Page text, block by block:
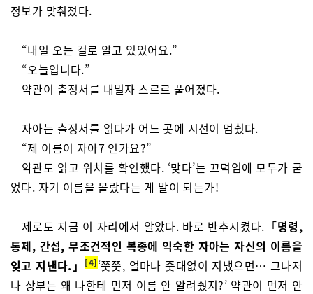
정보가 맞춰졌다.
“내일 오는 걸로 알고 있었어요.”
“오늘입니다.”
약관이 출정서를 내밀자 스르르 풀어졌다.
자아는 출정서를 읽다가 어느 곳에 시선이 멈췄다.
“제 이름이 자아7 인가요?”
약관도 읽고 위치를 확인했다. ‘맞다’는 끄덕임에 모두가 굳
었다. 자기 이름을 몰랐다는 게 말이 되는가!
제로도 지금 이 자리에서 알았다. 바로 반추시켰다.「명령,
통제, 간섭, 무조건적인 복종에 익숙한 자아는 자신의 이름을
잊고 지낸다.」 4 ‘쯧쯧, 얼마나 줏대없이 지냈으면… 그나저
나 상부는 왜 나한테 먼저 이름 안 알려줬지?’ 약관이 먼저 안